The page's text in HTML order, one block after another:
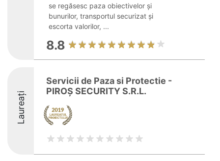
se regăsesc paza obiectivelor și
bunurilor, transportul securizat și
escorta valorilor, ...
8.8
Laureați
Servicii de Paza si Protectie -
PIROŞ SECURITY S.R.L.